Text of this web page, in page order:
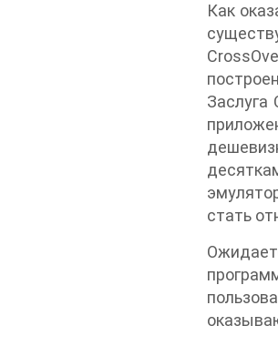
Как
Заслуга
стать